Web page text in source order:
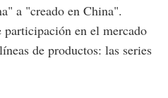
a "creado en China".
participación en el mercado
de productos: las series